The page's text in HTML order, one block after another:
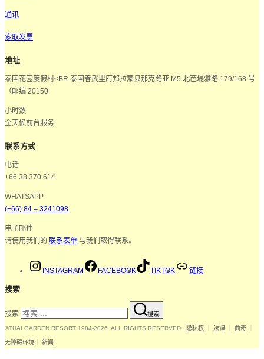
通讯
索取发票
地址
泰国花园度假村<BR 泰国春武里府邦拉蒙县那克路亚 M5 北芭堤雅路 179/168 号
（邮编 20150
小时数
全天候前台服务
联系方式
电话
+66 38 370 614
WHATSAPP
(+66) 84 – 3241098
电子邮件
请使用我们的 联系表单 与我们取得联系。
INSTAGRAM FACEBOOK TIKTOK 链接
搜索
搜索 搜索
©THAI GARDEN RESORT 1984-2026. ALL RIGHTS RESERVED. 隐私权 法律 曲奇
无障碍环境 新闻